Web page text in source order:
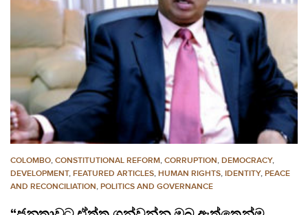
COLOMBO, CONSTITUTIONAL REFORM, CORRUPTION, DEMOCRACY,
DEVELOPMENT, FEATURED ARTICLES, HUMAN RIGHTS, IDENTITY, PEACE
AND RECONCILIATION, POLITICS AND GOVERNANCE